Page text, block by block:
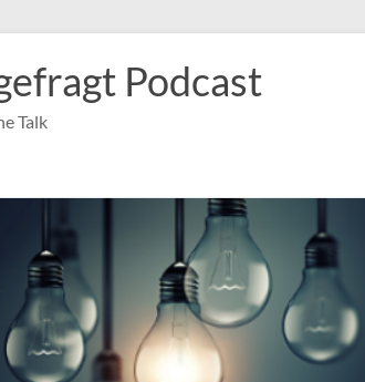
Podcast
Talk